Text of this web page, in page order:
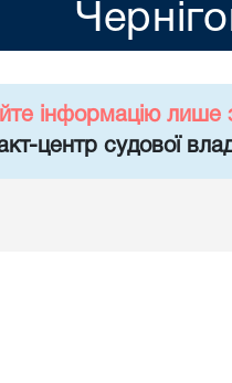
інформацію лише
центр судової